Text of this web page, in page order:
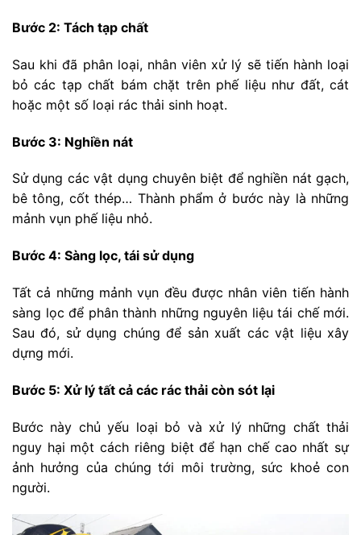
Bước 2: Tách tạp chất
Sau khi đã phân loại, nhân viên xử lý sẽ tiến hành loại
bỏ các tạp chất bám chặt trên phế liệu như đất, cát
hoặc một số loại rác thải sinh hoạt.
Bước 3: Nghiền nát
Sử dụng các vật dụng chuyên biệt để nghiền nát gạch,
bê tông, cốt thép… Thành phẩm ở bước này là những
mảnh vụn phế liệu nhỏ.
Bước 4: Sàng lọc, tái sử dụng
Tất cả những mảnh vụn đều được nhân viên tiến hành
sàng lọc để phân thành những nguyên liệu tái chế mới.
Sau đó, sử dụng chúng để sản xuất các vật liệu xây
dựng mới.
Bước 5: Xử lý tất cả các rác thải còn sót lại
Bước này chủ yếu loại bỏ và xử lý những chất thải
nguy hại một cách riêng biệt để hạn chế cao nhất sự
ảnh hưởng của chúng tới môi trường, sức khoẻ con
người.